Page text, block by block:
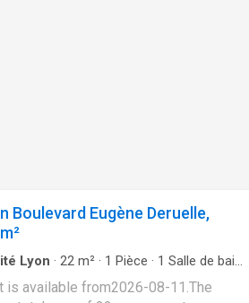
Boulevard Eugène Deruelle,
Lyon · 22 m² · 1 Pièce · 1 Salle de bain
is available from2026-08-11.The